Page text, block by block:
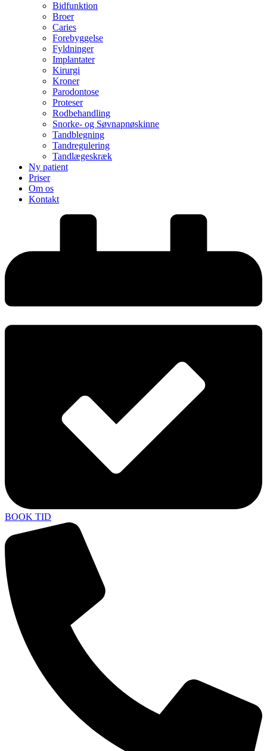
Bidfunktion
Broer
Caries
Forebyggelse
Fyldninger
Implantater
Kirurgi
Kroner
Parodontose
Proteser
Rodbehandling
Snorke- og Søvnapnøskinne
Tandblegning
Tandregulering
Tandlægeskræk
Ny patient
Priser
Om os
Kontakt
BOOK TID